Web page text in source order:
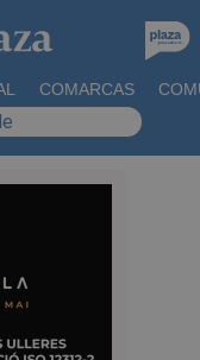
COMARCAS